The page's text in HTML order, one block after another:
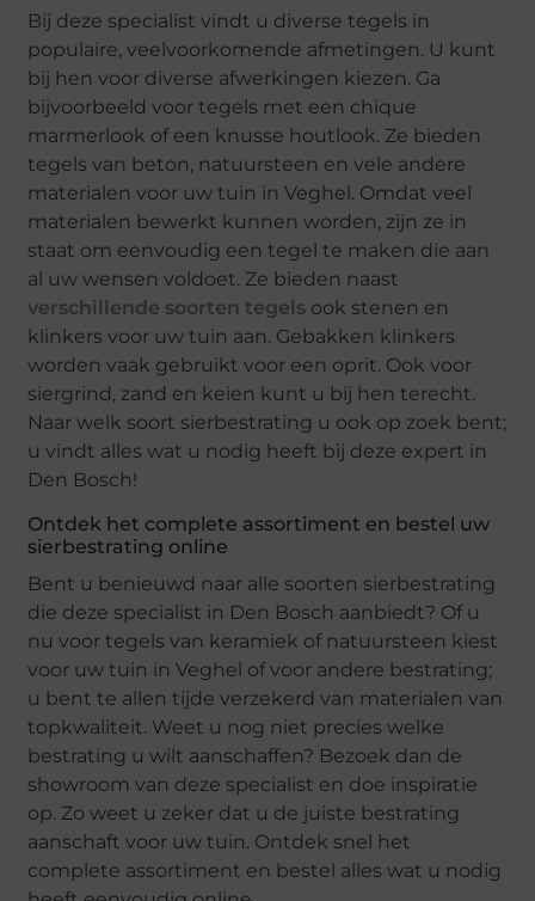
Bij deze specialist vindt u diverse tegels in
populaire, veelvoorkomende afmetingen. U kunt
bij hen voor diverse afwerkingen kiezen. Ga
bijvoorbeeld voor tegels met een chique
marmerlook of een knusse houtlook. Ze bieden
tegels van beton, natuursteen en vele andere
materialen voor uw tuin in Veghel. Omdat veel
materialen bewerkt kunnen worden, zijn ze in
staat om eenvoudig een tegel te maken die aan
al uw wensen voldoet. Ze bieden naast
verschillende soorten tegels ook stenen en
klinkers voor uw tuin aan. Gebakken klinkers
worden vaak gebruikt voor een oprit. Ook voor
siergrind, zand en keien kunt u bij hen terecht.
Naar welk soort sierbestrating u ook op zoek bent;
u vindt alles wat u nodig heeft bij deze expert in
Den Bosch!
Ontdek het complete assortiment en bestel uw
sierbestrating online
Bent u benieuwd naar alle soorten sierbestrating
die deze specialist in Den Bosch aanbiedt? Of u
nu voor tegels van keramiek of natuursteen kiest
voor uw tuin in Veghel of voor andere bestrating;
u bent te allen tijde verzekerd van materialen van
topkwaliteit. Weet u nog niet precies welke
bestrating u wilt aanschaffen? Bezoek dan de
showroom van deze specialist en doe inspiratie
op. Zo weet u zeker dat u de juiste bestrating
aanschaft voor uw tuin. Ontdek snel het
complete assortiment en bestel alles wat u nodig